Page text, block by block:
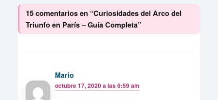
15 comentarios en “Curiosidades del Arco del
Triunfo en París – Guía Completa”
Mario
octubre 17, 2020 a las 6:59 am